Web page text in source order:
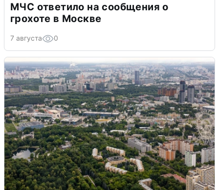
МЧС ответило на сообщения о
грохоте в Москве
7 августа 0